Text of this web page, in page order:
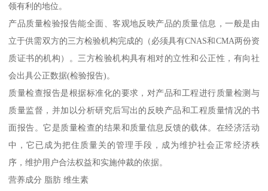
领有利的地位。
产品质量检验报告能全面、客观地反映产品的质量信息，一般是由
立于供需双方的三方检验机构完成的（必须具有CNAS和CMA两份资
质证书的机构）。三方检验机构具有相对的立性和公正性，有向社
会出具公正数据(检验报告)。
质量检查报告是根据标准化的要求，对产品和工程进行质量检测与
质量监督，并加以分析研究后写出的反映产品和工程质量情况的书
面报告。它是质量检查的结果和质量信息反馈的载体。在经济活动
中，它已成为把住质量关的管理手段，成为维护社会正常经济秩
序，维护用户合法权益和实施仲裁的依据。
营养成分 脂肪 维生素